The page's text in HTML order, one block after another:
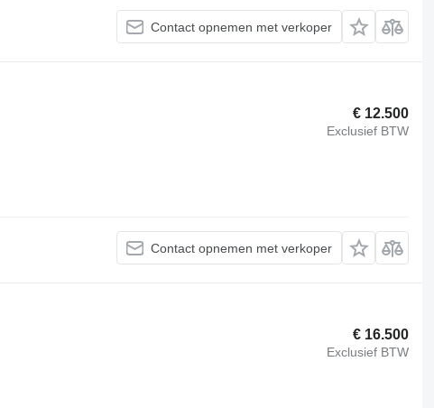
Contact opnemen met verkoper
€ 12.500
Exclusief BTW
Contact opnemen met verkoper
€ 16.500
Exclusief BTW